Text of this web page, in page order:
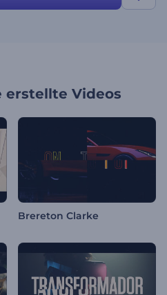
erstellte Videos
Brereton Clarke